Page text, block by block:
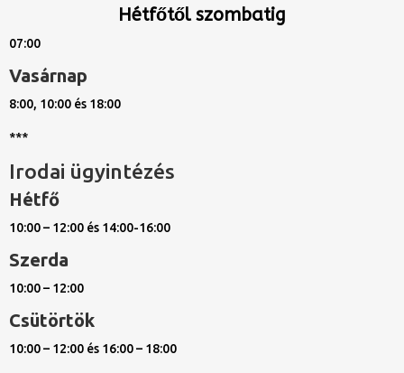
Hétfőtől szombatig
07:00
Vasárnap
8:00, 10:00 és 18:00
***
Irodai ügyintézés
Hétfő
10:00 – 12:00 és 14:00-16:00
Szerda
10:00 – 12:00
Csütörtök
10:00 – 12:00 és 16:00 – 18:00